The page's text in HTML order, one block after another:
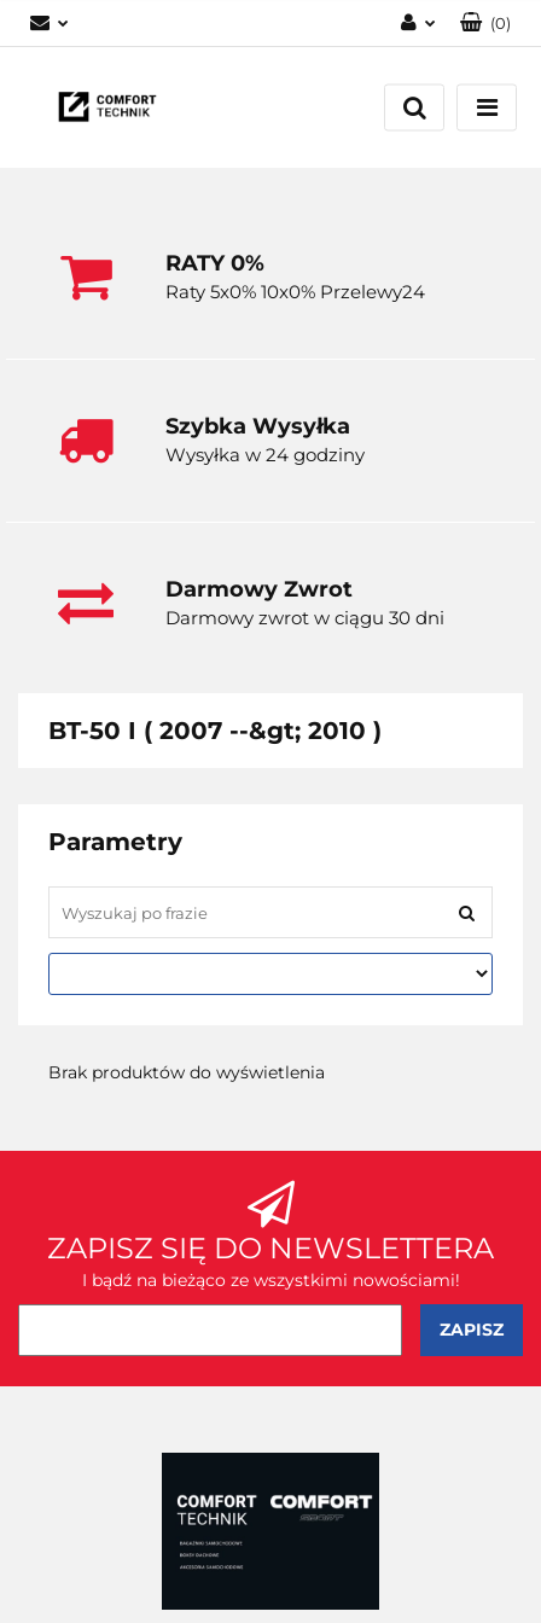
Zaloguj się
Zarejestruj się
(0)
RATY 0%
Raty 5x0% 10x0% Przelewy24
Szybka Wysyłka
Wysyłka w 24 godziny
Darmowy Zwrot
Darmowy zwrot w ciągu 30 dni
BT-50 I ( 2007 --&gt; 2010 )
Parametry
Brak produktów do wyświetlenia
ZAPISZ SIĘ DO NEWSLETTERA
I bądź na bieżąco ze wszystkimi nowościami!